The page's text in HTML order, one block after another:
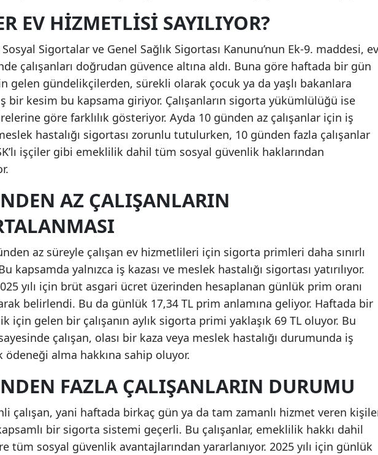
Hakkari
Hatay
Isparta
Mersin
İstanbul
İzmir
Kastamonu
Kırşehir
Kocaeli
Konya
Kütahya
Manisa
Kahramanmaraş
Mardin
EV HIZMETLISI SAYILIYOR?
Sosyal Sigortalar ve Genel Sağlık Sigortası Kanunu’nun Ek-9. maddesi, ev
çalışanları doğrudan güvence altına aldı. Buna göre haftada bir gün
gelen gündelikçilerden, sürekli olarak çocuk ya da yaşlı bakanlara
bir kesim bu kapsama giriyor. Çalışanların sigorta yükümlülüğü ise
göre farklılık gösteriyor. Ayda 10 günden az çalışanlar için iş
hastalığı sigortası zorunlu tutulurken, 10 günden fazla çalışanlar
işçiler gibi emeklilik dahil tüm sosyal güvenlik haklarından
AZ ÇALIŞANLARIN
az süreyle çalışan ev hizmetlileri için sigorta primleri daha sınırlı
kapsamda yalnızca iş kazası ve meslek hastalığı sigortası yatırılıyor.
yılı için brüt asgari ücret üzerinden hesaplanan günlük prim oranı
belirlendi. Bu da günlük 17,34 TL prim anlamına geliyor. Haftada bir
için gelen bir çalışanın aylık sigorta primi yaklaşık 69 TL oluyor. Bu
çalışan, olası bir kaza veya meslek hastalığı durumunda iş
ödeneği alma hakkına sahip oluyor.
FAZLA ÇALIŞANLARIN DURUMU
çalışan, yani haftada birkaç gün ya da tam zamanlı hizmet veren
bir sigorta sistemi geçerli. Bu çalışanlar, emeklilik hakkı dahil
tüm sosyal güvenlik avantajlarından yararlanıyor. 2025 yılı için günlük